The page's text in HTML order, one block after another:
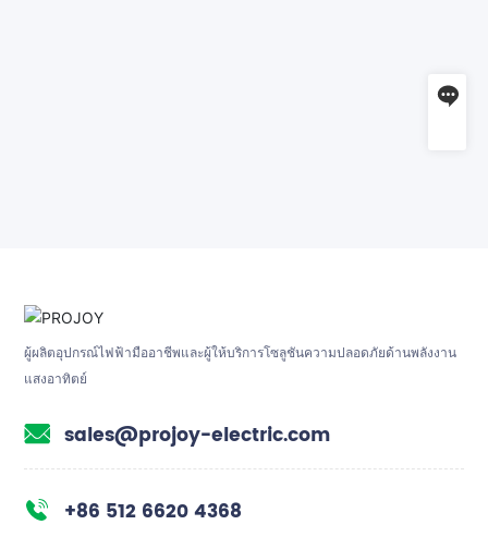
ผู้ผลิตอุปกรณ์ไฟฟ้ามืออาชีพและผู้ให้บริการโซลูชันความปลอดภัยด้านพลังงาน
แสงอาทิตย์
sales@projoy-electric.com
+86 512 6620 4368